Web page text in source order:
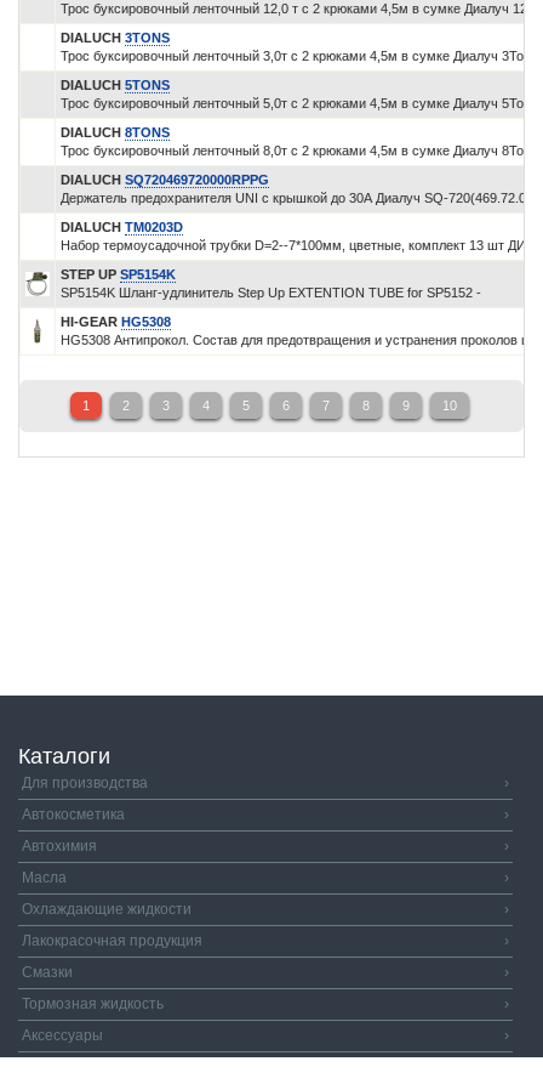
Трос буксировочный ленточный 12,0 т с 2 крюками 4,5м в сумке Диалуч
DIALUCH 3TONS
Трос буксировочный ленточный 3,0т с 2 крюками 4,5м в сумке Диалуч 3Tons
DIALUCH 5TONS
Трос буксировочный ленточный 5,0т с 2 крюками 4,5м в сумке Диалуч 5Tons
DIALUCH 8TONS
Трос буксировочный ленточный 8,0т с 2 крюками 4,5м в сумке Диалуч 8Tons
DIALUCH SQ720469720000RPPG
Держатель предохранителя UNI с крышкой до 30А Диалуч SQ-
DIALUCH TM0203D
Набор термоусадочной трубки D=2--7*100мм, цветные, комплект 13 шт
STEP UP SP5154K
SP5154K Шланг-удлинитель Step Up EXTENTION TUBE for SP5152 -
HI-GEAR HG5308
HG5308 Антипрокол. Состав для предотвращения и устранения проколов
1 2 3 4 5 6 7 8 9 10
Каталоги
Для производства
›
Автокосметика
›
Автохимия
›
Масла
›
Охлаждающие жидкости
›
Лакокрасочная продукция
›
Смазки
›
Тормозная жидкость
›
Аксессуары
›